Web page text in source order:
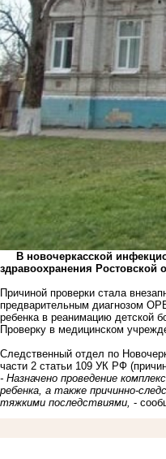
В новочеркасской
здравоохранения Ростовской
Причиной проверки стала
предварительным диагнозом
ребенка в реанимацию детской
Проверку в медицинском
Следственный отдел по
части 2 статьи 109 УК РФ
- Назначено проведение
ребенка, а также причинно-
тяжкими последствиями, -